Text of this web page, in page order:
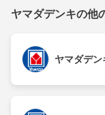
ヤマダデンキの他
ヤマダデ